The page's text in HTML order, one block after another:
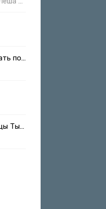
Ты заставлял меня сосать полная
Танцы мы устроим танцы Ты такая классная